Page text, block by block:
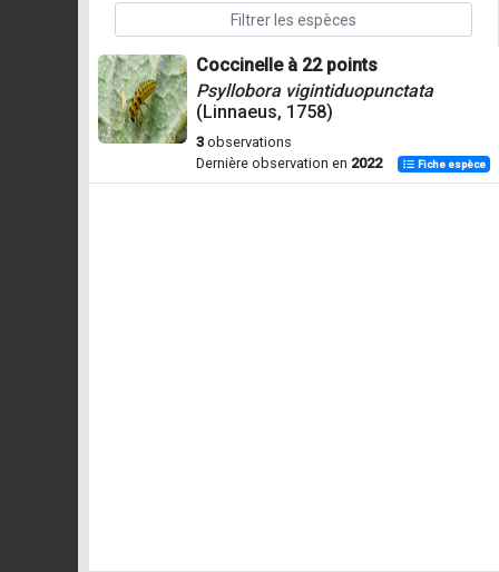
Coccinelle à 22 points
Psyllobora vigintiduopunctata
(Linnaeus, 1758)
3 observations
Dernière observation en 2022 Fiche espèce